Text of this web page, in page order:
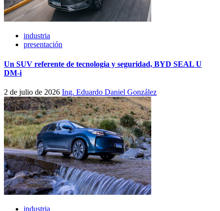
industria
presentación
Un SUV referente de tecnologia y seguridad, BYD SEAL U
DM-i
2 de julio de 2026 Ing. Eduardo Daniel González
industria